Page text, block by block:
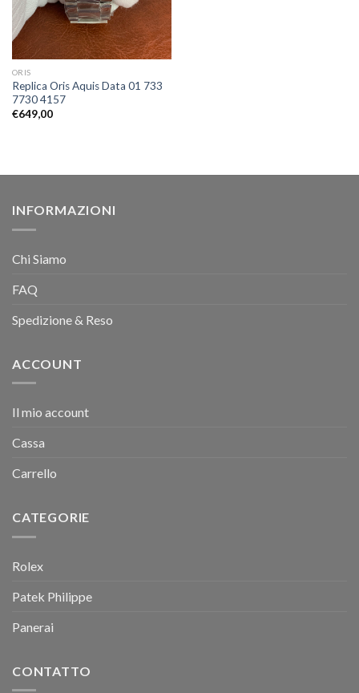
ORIS
Replica Oris Aquis Data 01 733
7730 4157
€649,00
INFORMAZIONI
Chi Siamo
FAQ
Spedizione & Reso
ACCOUNT
Il mio account
Cassa
Carrello
CATEGORIE
Rolex
Patek Philippe
Panerai
CONTATTO